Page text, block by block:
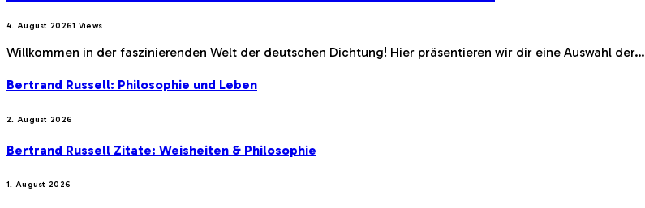
4. August 20261 Views
Willkommen in der faszinierenden Welt der deutschen Dichtung! Hier präsentieren wir dir eine Auswahl der…
Bertrand Russell: Philosophie und Leben
2. August 2026
Bertrand Russell Zitate: Weisheiten & Philosophie
1. August 2026